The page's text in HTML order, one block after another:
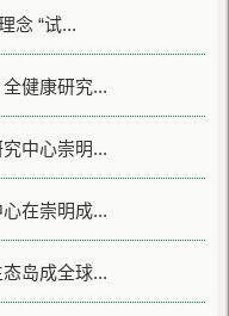
念 “试...
全健康研究...
究中心崇明...
心在崇明成...
态岛成全球...